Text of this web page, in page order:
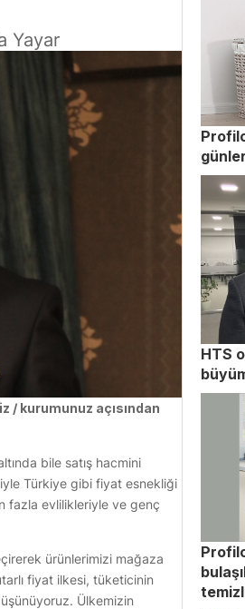
Yayar
/ kurumunuz açısından
bile satış hacmini
Türkiye gibi fiyat esnekliği
fazla evlilikleriyle ve genç
ürünlerimizi mağaza
fiyat ilkesi, tüketicinin
Ülkemizin
HTS